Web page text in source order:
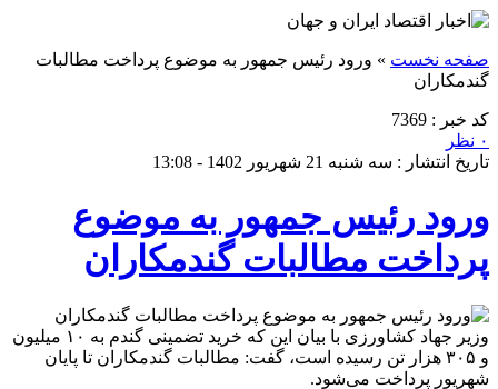
صفحه نخست » ورود رئیس جمهور به موضوع پرداخت مطالبات
گندمکاران
کد خبر : 7369
۰ نظر
تاریخ انتشار : سه شنبه 21 شهریور 1402 - 13:08
ورود رئیس جمهور به موضوع
پرداخت مطالبات گندمکاران
وزیر جهاد کشاورزی با بیان این که خرید تضمینی گندم به ۱۰ میلیون
و ۳۰۵ هزار تن رسیده است، گفت: مطالبات گندمکاران تا پایان
شهریور پرداخت می‌شود.